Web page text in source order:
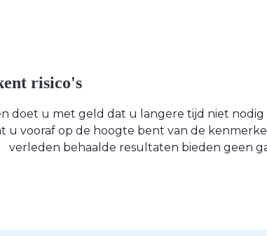
risico's
doet u met geld dat u langere tijd niet nodig
u vooraf op de hoogte bent van de
verleden behaalde resultaten bieden geen